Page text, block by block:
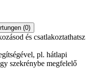
(0)
és csatlakoztathatsz
pl. hátlapi
szekrénybe megfelelő